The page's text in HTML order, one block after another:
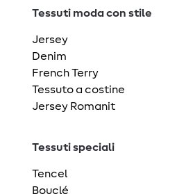
Tessuti moda con stile
Jersey
Denim
French Terry
Tessuto a costine
Jersey Romanit
Tessuti speciali
Tencel
Bouclé